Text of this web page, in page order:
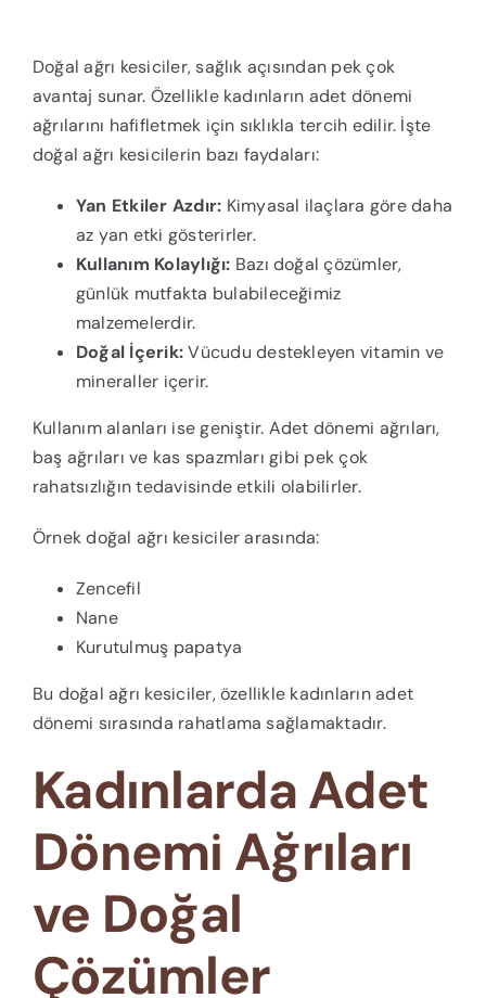
Doğal ağrı kesiciler, sağlık açısından pek çok
avantaj sunar. Özellikle kadınların adet dönemi
ağrılarını hafifletmek için sıklıkla tercih edilir. İşte
doğal ağrı kesicilerin bazı faydaları:
Yan Etkiler Azdır: Kimyasal ilaçlara göre daha
az yan etki gösterirler.
Kullanım Kolaylığı: Bazı doğal çözümler,
günlük mutfakta bulabileceğimiz
malzemelerdir.
Doğal İçerik:Vücudu destekleyen vitamin ve
mineraller içerir.
Kullanım alanları ise geniştir. Adet dönemi ağrıları,
baş ağrıları ve kas spazmları gibi pek çok
rahatsızlığın tedavisinde etkili olabilirler.
Örnek doğal ağrı kesiciler arasında:
Zencefil
Nane
Kurutulmuş papatya
Bu doğal ağrı kesiciler, özellikle kadınların adet
dönemi sırasında rahatlama sağlamaktadır.
Kadınlarda Adet
Dönemi Ağrıları
ve Doğal
Çözümler